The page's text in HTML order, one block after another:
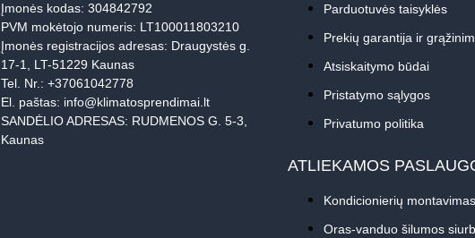
Įmonės kodas: 304842792
PVM mokėtojo numeris: LT100011803210
Įmonės registracijos adresas: Draugystės g.
17-1, LT-51229 Kaunas
Tel. Nr.: +37061042778
El. paštas: info@klimatosprendimai.lt
SANDĖLIO ADRESAS: RUDMENOS G. 5-3,
Kaunas
Parduotuvės taisyklės
Prekių garantija ir
Atsiskaitymo būdai
Pristatymo sąlygos
Privatumo politika
ATLIEKAMOS
Kondicionierių montavimas
Oras-vanduo šilumos